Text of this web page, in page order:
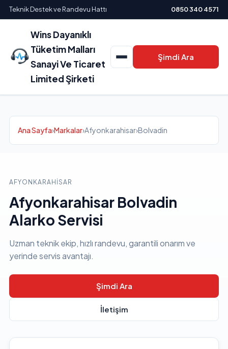
Teknik Destek ve Randevu Hattı 0850 340 4571
Wins Dayanıklı
Tüketim Malları
Sanayi Ve Ticaret
Limited Şirketi
Şimdi Ara
Ana Sayfa›Markalar›Afyonkarahisar›Bolvadin
AFYONKARAHISAR
Afyonkarahisar Bolvadin
Alarko Servisi
Uzman teknik ekip, hızlı randevu, garantili onarım ve
yerinde servis avantajı.
Şimdi Ara
İletişim